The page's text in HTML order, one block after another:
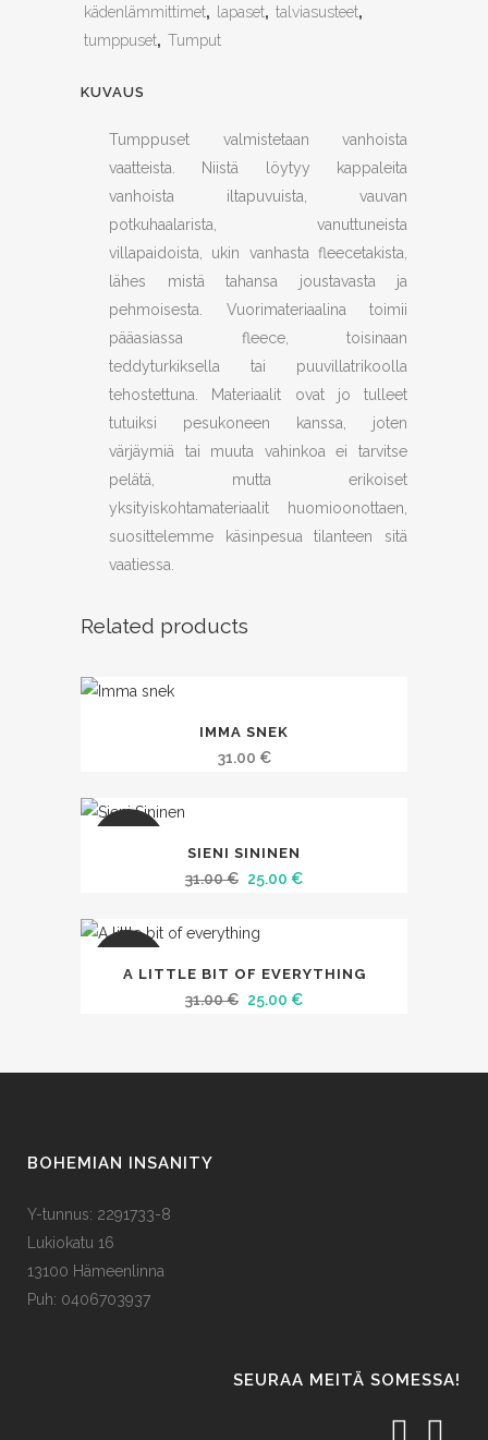
kädenlämmittimet, lapaset, talviasusteet,
tumppuset, Tumput
KUVAUS
Tumppuset valmistetaan vanhoista
vaatteista. Niistä löytyy kappaleita
vanhoista iltapuvuista, vauvan
potkuhaalarista, vanuttuneista
villapaidoista, ukin vanhasta fleecetakista,
lähes mistä tahansa joustavasta ja
pehmoisesta. Vuorimateriaalina toimii
pääasiassa fleece, toisinaan
teddyturkiksella tai puuvillatrikoolla
tehostettuna. Materiaalit ovat jo tulleet
tutuiksi pesukoneen kanssa, joten
värjäymiä tai muuta vahinkoa ei tarvitse
pelätä, mutta erikoiset
yksityiskohtamateriaalit huomioonottaen,
suosittelemme käsinpesua tilanteen sitä
vaatiessa.
Related products
IMMA SNEK
31.00 €
SIENI SININEN
31.00€ Alkuperäinen
oli:
25.00 €Nykyinen
SALE
A LITTLE BIT OF EVERYTHING
31.00€ Alkuperäinen
25.00 €Nykyinen
BOHEMIAN INSANITY
Y-tunnus: 2291733-8
Lukiokatu 16
13100 Hämeenlinna
Puh: 0406703937
SEURAA MEITÄ SOMESSA!